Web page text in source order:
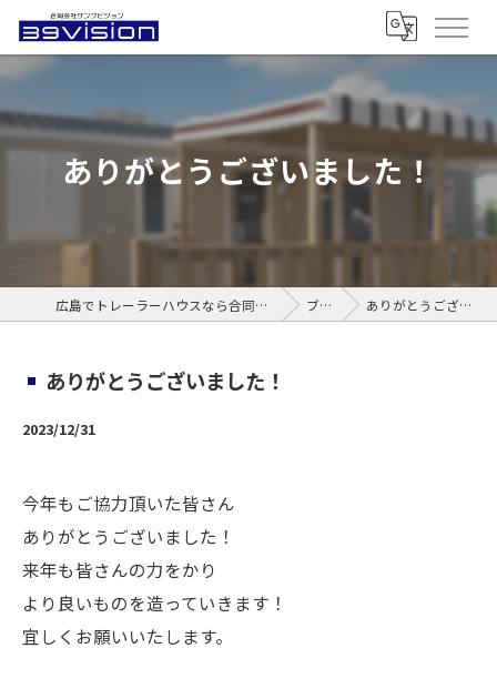
ありがとうございました！
広島でトレーラーハウスなら合同会社サンクビジョン ブログ ありがとうございました！
ありがとうございました！
2023/12/31
今年もご協力頂いた皆さん
ありがとうございました！
来年も皆さんの力をかり
より良いものを造っていきます！
宜しくお願いいたします。